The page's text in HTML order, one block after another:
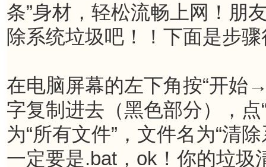
条”身材，轻松流畅上网！朋
除系统垃圾吧！！下面是步
在电脑屏幕的左下角按“开
字复制进去（黑色部分），点
为“所有文件”，文件名为“清
一定要是.bat，ok！你的垃